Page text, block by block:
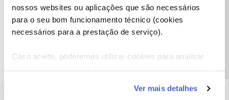
nossos websites ou aplicações que são necessários
para o seu bom funcionamento técnico (cookies
necessários para a prestação de serviço).
Caso aceite, poderemos utilizar cookies para analisar
funcionalidades (cookies de personalização e
Ver mais detalhes
Ajude a comunidade a encontrar informação relevante. Marque
como "Melhor Resposta" e faça "Like" nos melhores comentários.
sempre a par das ultimas novidades.